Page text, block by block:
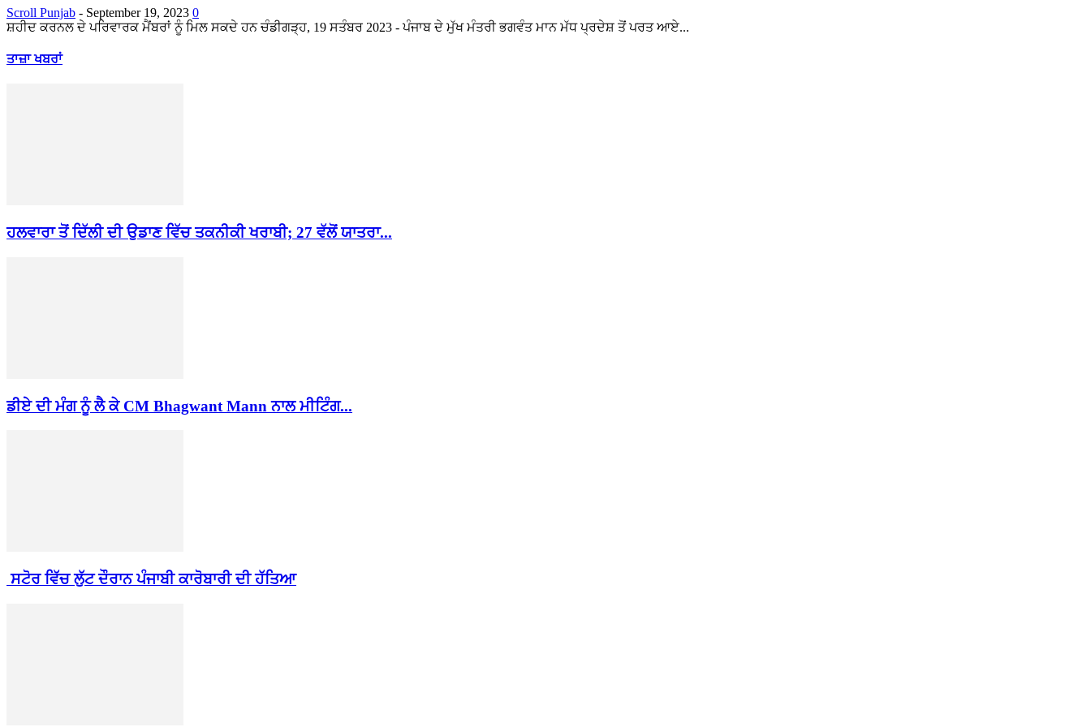
Scroll Punjab - September 19, 2023 0
ਸ਼ਹੀਦ ਕਰਨਲ ਦੇ ਪਰਿਵਾਰਕ ਮੈਂਬਰਾਂ ਨੂੰ ਮਿਲ ਸਕਦੇ ਹਨ ਚੰਡੀਗੜ੍ਹ, 19 ਸਤੰਬਰ 2023 - ਪੰਜਾਬ ਦੇ ਮੁੱਖ ਮੰਤਰੀ ਭਗਵੰਤ ਮਾਨ ਮੱਧ ਪ੍ਰਦੇਸ਼ ਤੋਂ ਪਰਤ ਆਏ...
ਤਾਜ਼ਾ ਖਬਰਾਂ
ਹਲਵਾਰਾ ਤੋਂ ਦਿੱਲੀ ਦੀ ਉਡਾਣ ਵਿੱਚ ਤਕਨੀਕੀ ਖਰਾਬੀ; 27 ਵੱਲੋਂ ਯਾਤਰਾ...
ਡੀਏ ਦੀ ਮੰਗ ਨੂੰ ਲੈ ਕੇ CM Bhagwant Mann ਨਾਲ ਮੀਟਿੰਗ...
ਸਟੋਰ ਵਿੱਚ ਲੁੱਟ ਦੌਰਾਨ ਪੰਜਾਬੀ ਕਾਰੋਬਾਰੀ ਦੀ ਹੱਤਿਆ